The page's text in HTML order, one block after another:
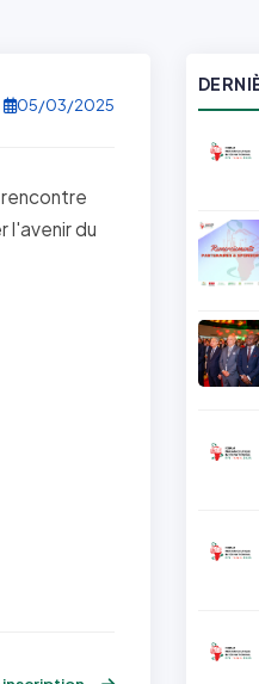
05/03/2025
l'avenir du